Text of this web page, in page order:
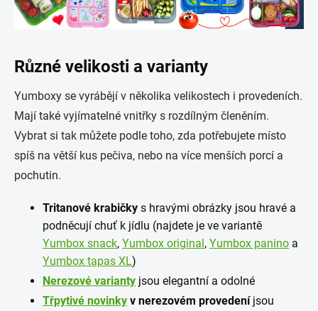
Různé velikosti a varianty
Yumboxy se vyrábějí v několika velikostech i provedeních.
Mají také vyjímatelné vnitřky s rozdílným členěním.
Vybrat si tak můžete podle toho, zda potřebujete místo
spíš na větší kus pečiva, nebo na více menších porcí a
pochutin.
Tritanové krabičky s hravými obrázky jsou hravé a
podněcují chuť k jídlu (najdete je ve variantě
Yumbox snack, Yumbox original, Yumbox panino a
Yumbox tapas XL)
Nerezové varianty jsou elegantní a odolné
Třpytivé novinky v nerezovém provedeníjsou